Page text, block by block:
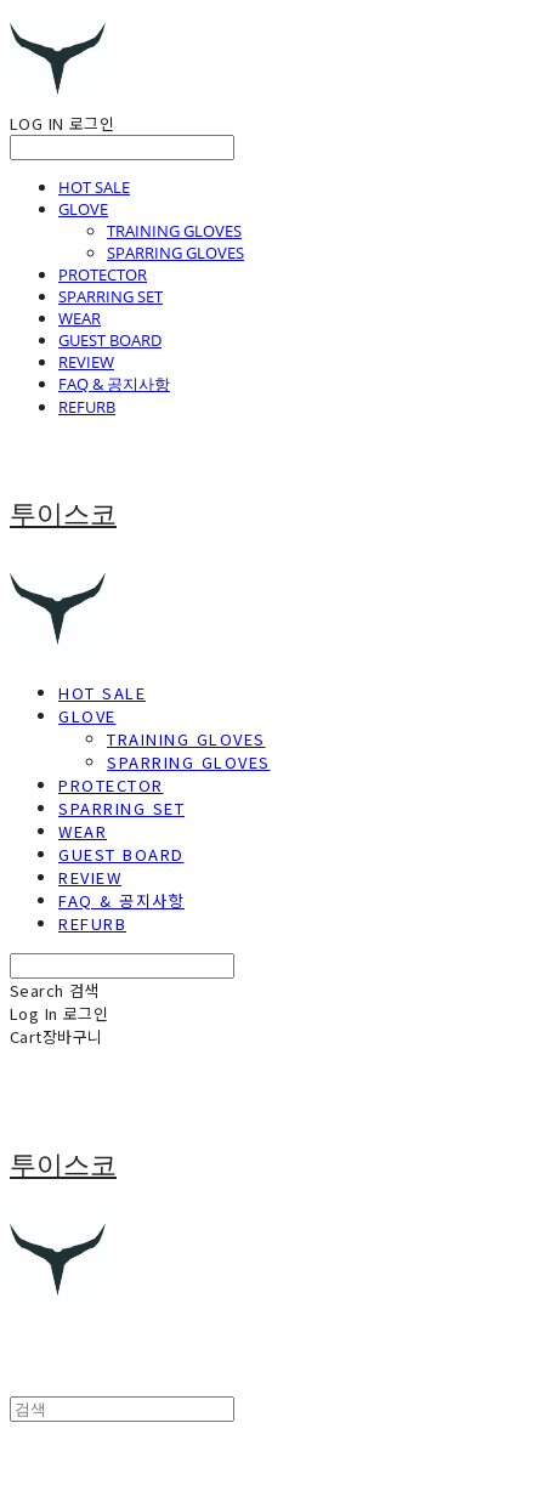
LOG IN 로그인
HOT SALE
GLOVE
TRAINING GLOVES
SPARRING GLOVES
PROTECTOR
SPARRING SET
WEAR
GUEST BOARD
REVIEW
FAQ & 공지사항
REFURB
투이스코
HOT SALE
GLOVE
TRAINING GLOVES
SPARRING GLOVES
PROTECTOR
SPARRING SET
WEAR
GUEST BOARD
REVIEW
FAQ & 공지사항
REFURB
Search 검색
Log In 로그인
Cart장바구니
투이스코